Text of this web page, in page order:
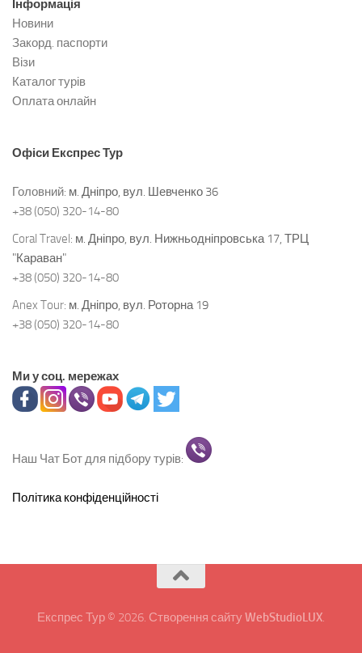
Інформація
Новини
Закорд. паспорти
Візи
Каталог турів
Оплата онлайн
Офіси Експрес Тур
Головний: м. Дніпро, вул. Шевченко 36
+38 (050) 320-14-80
Coral Travel: м. Дніпро, вул. Нижньодніпровська 17, ТРЦ
"Караван"
+38 (050) 320-14-80
Anex Tour: м. Дніпро, вул. Роторна 19
+38 (050) 320-14-80
Ми у соц. мережах
Наш Чат Бот для підбору турів:
Політика конфіденційності
Експрес Тур © 2026. Створення сайту WebStudioLUX.